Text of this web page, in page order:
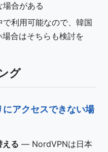
合がある
利用可能なので、韓国
合はそちらも検討を
グ
アクセスできない場
える — NordVPNは日本